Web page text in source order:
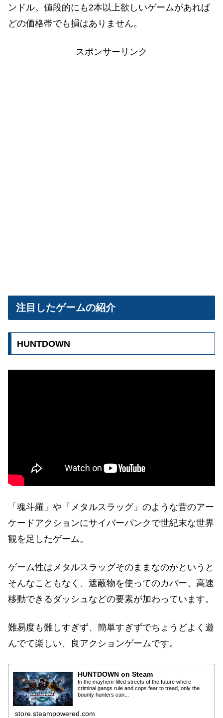
ンドル。値段的にも2本以上欲しいゲームがあれば
どの価格帯でも損はありません。
スポンサーリンク
注目したゲームの紹介
HUNTDOWN
「魂斗羅」や「メタルスラッグ」のような昔のアー
ケードアクションにサイバーパンクで世紀末な世界
観を足したゲーム。
ゲーム性はメタルスラッグそのままなのかというと
そんなこともなく、遮蔽物を使ってのカバー、高速
移動できるダッシュなどの要素が加わっています。
難易度も難しすぎず、簡単すぎずでちょうどよく遊
んでて楽しい、良アクションゲームです。
HUNTDOWN on Steam
In the mayhem-filled streets of the future where
criminal gangs rule and cops fear to tread, only the
bounty hunters can...
store.steampowered.com